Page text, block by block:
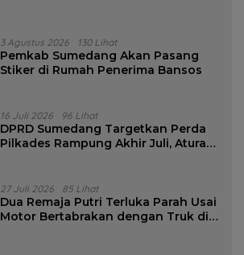
3 Agustus 2026 130 Lihat
Pemkab Sumedang Akan Pasang
Stiker di Rumah Penerima Bansos
16 Juli 2026 96 Lihat
DPRD Sumedang Targetkan Perda
Pilkades Rampung Akhir Juli, Aturan
27 Juli 2026 85 Lihat
Dua Remaja Putri Terluka Parah Usai
Motor Bertabrakan dengan Truk di